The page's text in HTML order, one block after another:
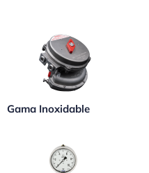
Gama Inoxidable